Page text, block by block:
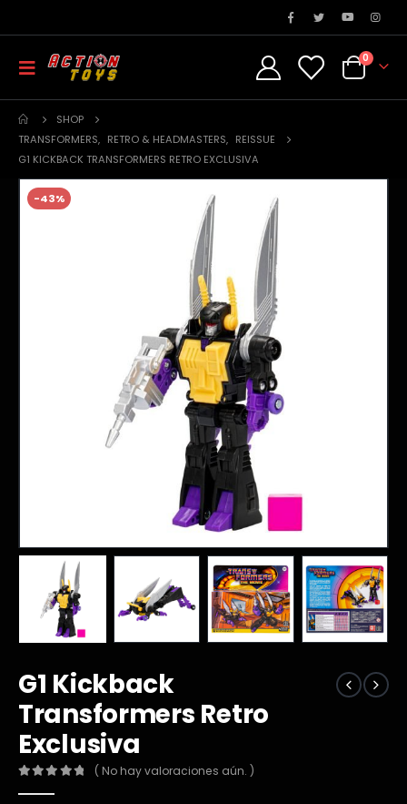
0
SHOP
TRANSFORMERS, RETRO & HEADMASTERS, REISSUE
G1 KICKBACK TRANSFORMERS RETRO EXCLUSIVA
-43%
G1 Kickback
Transformers Retro
Exclusiva
( No hay valoraciones aún. )